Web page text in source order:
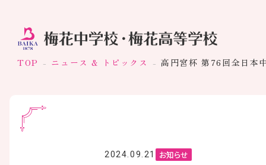
TOP ニュース & トピックス 高円宮杯 第76回全日本
2024.09.21 お知らせ